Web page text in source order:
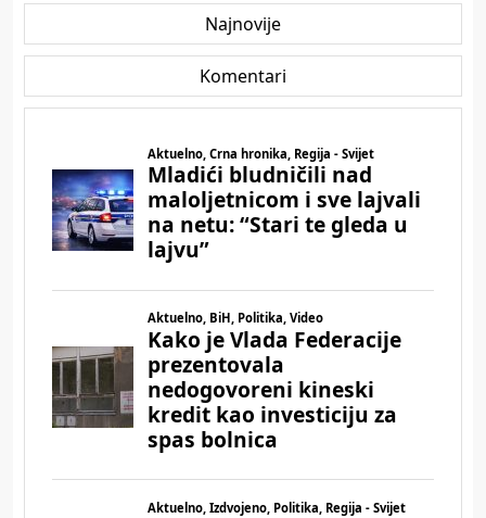
Najnovije
Komentari